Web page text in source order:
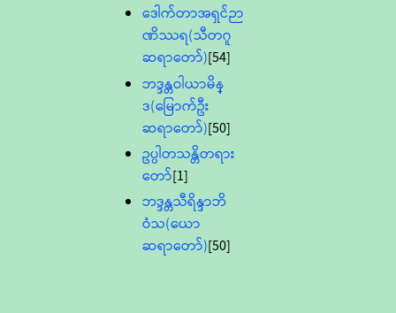
ဒေါက်တာအရှင်ဉာ
ဏိဿရ(သီတဂူ
ဆရာတော်)[54]
ဘဒ္ဒန္တဝါယာမိန္
ဒ(မြောက်ဦး
ဆရာတော်)[50]
ဥပ္ပါတသန္တိတရား
တော်[1]
ဘဒ္ဒန္တသီရိန္ဒာဘိ
ဝံသ(ယော
ဆရာတော်)[50]